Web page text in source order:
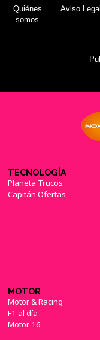
Quiénes
somos
Aviso Legal
TECNOLOGÍA
Planeta Trucos
Capitán Ofertas
MOTOR
Motor & Racing
F1 al día
Motor 16